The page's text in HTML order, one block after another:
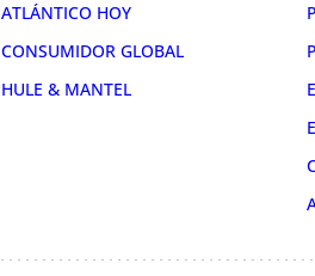
ATLÁNTICO HOY
CONSUMIDOR GLOBAL
HULE & MANTEL